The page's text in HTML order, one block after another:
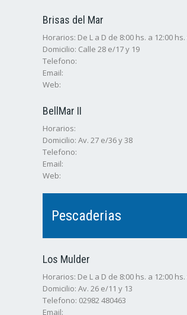
Brisas del Mar
Horarios: De L a D de 8:00 hs. a 12:00
Domicilio: Calle 28 e/17 y 19
Telefono:
Email:
Web:
BellMar II
Horarios:
Domicilio: Av. 27 e/36 y 38
Telefono:
Email:
Web:
Pescaderias
Los Mulder
Horarios: De L a D de 8:00 hs. a 12:00
Domicilio: Av. 26 e/11 y 13
Telefono: 02982 480463
Email: